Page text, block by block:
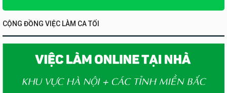
CỘNG ĐỒNG VIỆC LÀM CA TỐI